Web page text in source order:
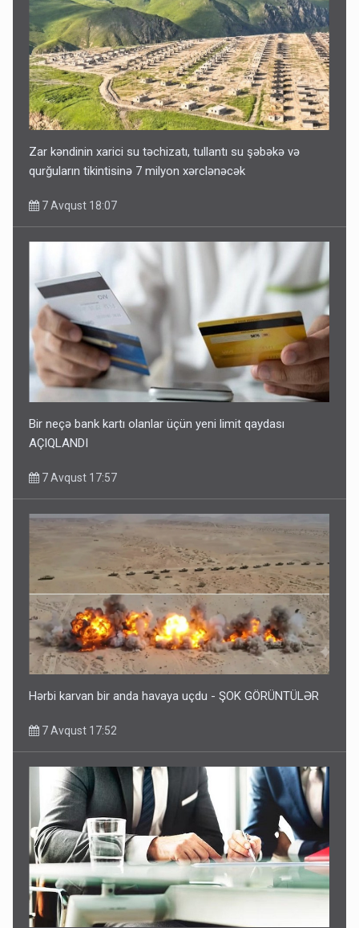
Zar kəndinin xarici su təchizatı, tullantı su şəbəkə və
qurğuların tikintisinə 7 milyon xərclənəcək
7 Avqust 18:07
Bir neçə bank kartı olanlar üçün yeni limit qaydası
AÇIQLANDI
7 Avqust 17:57
Hərbi karvan bir anda havaya uçdu - ŞOK GÖRÜNTÜLƏR
7 Avqust 17:52